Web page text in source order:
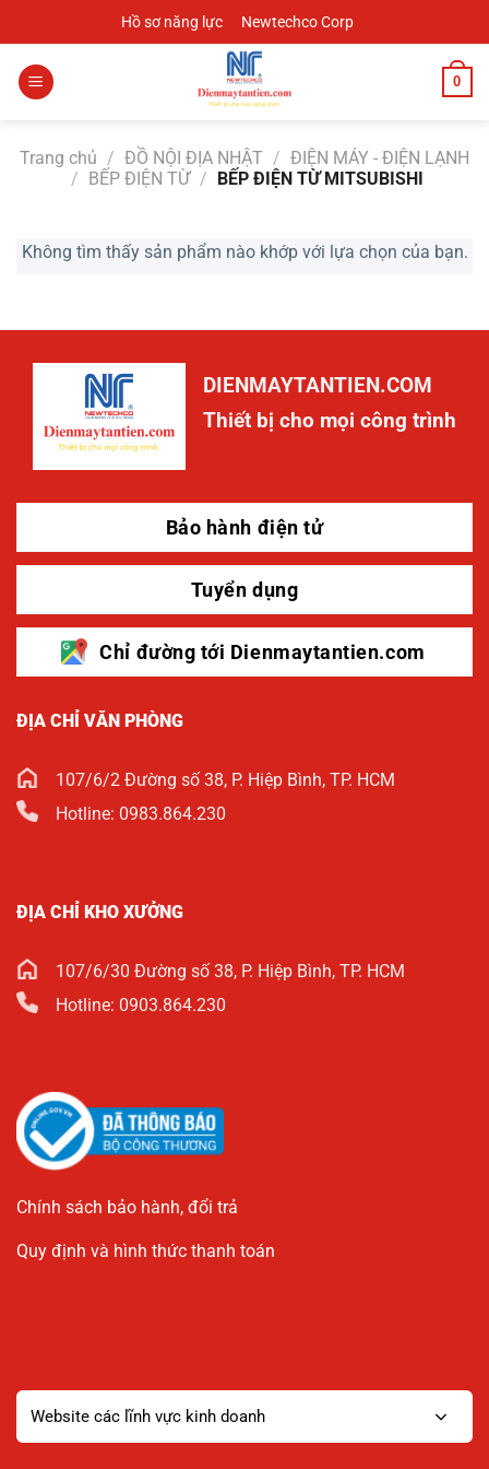
đến
nội
dung
Hồ sơ năng lực Newtechco Corp
0
Trang chủ / ĐỒ NỘI ĐỊA NHẬT / ĐIỆN MÁY - ĐIỆN LẠNH
/ BẾP ĐIỆN TỪ / BẾP ĐIỆN TỪ MITSUBISHI
Không tìm thấy sản phẩm nào khớp với lựa chọn của bạn.
DIENMAYTANTIEN.COM
Thiết bị cho mọi công trình
Bảo hành điện tử
Tuyển dụng
Chỉ đường tới Dienmaytantien.com
ĐỊA CHỈ VĂN PHÒNG
107/6/2 Đường số 38, P. Hiệp Bình, TP. HCM
Hotline: 0983.864.230
ĐỊA CHỈ KHO XƯỞNG
107/6/30 Đường số 38, P. Hiệp Bình, TP. HCM
Hotline: 0903.864.230
Chính sách bảo hành, đổi trả
Quy định và hình thức thanh toán
Website các lĩnh vực kinh doanh